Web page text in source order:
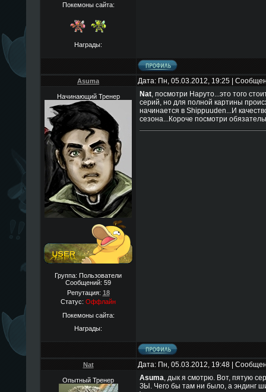
Покемоны сайта:
Награды:
Asuma Дата: Пн, 05.03.2012, 19:25 |
Начинающий Тренер
Группа: Пользователи
Сообщений: 59
Репутация: 18
Статус: Оффлайн
Покемоны сайта:
Награды:
Nat, посмотри Наруто...это того
серий, но для полной картины
начинается в Shippuuden...И
сезона...Короче посмотри
Nat Дата: Пн, 05.03.2012, 19:48 |
Опытный Тренер Asuma, дык я смотрю. Вот, пятую
ЗЫ. Чего бы там ни было, а эндинг